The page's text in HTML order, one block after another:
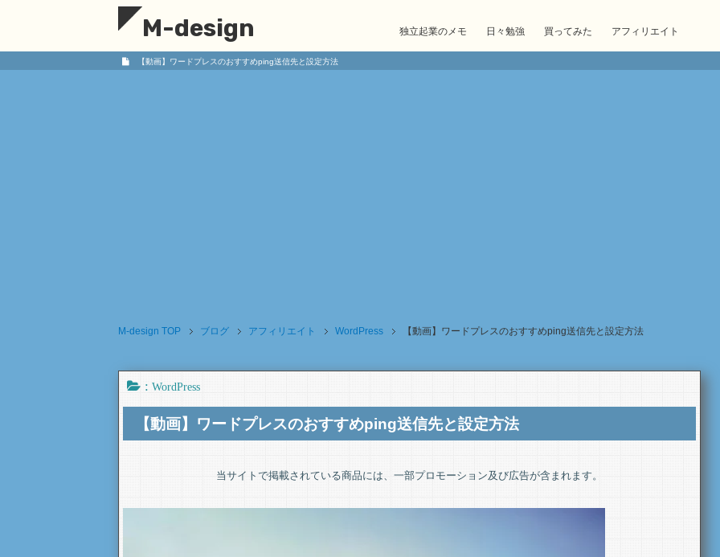
M-design 独立起業のメモ 日々勉強 買ってみた アフィリエイト
【動画】ワードプレスのおすすめping送信先と設定方法
M-design TOP ブログ アフィリエイト WordPress 【動画】ワードプレスのおすすめping送信先と設定方法
: WordPress
【動画】ワードプレスのおすすめping送信先と設定方法
当サイトで掲載されている商品には、一部プロモーション及び広告が含まれます。